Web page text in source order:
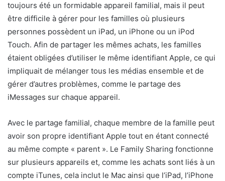
toujours été un formidable appareil familial, mais il peut
être difficile à gérer pour les familles où plusieurs
personnes possèdent un iPad, un iPhone ou un iPod
Touch. Afin de partager les mêmes achats, les familles
étaient obligées d’utiliser le même identifiant Apple, ce qui
impliquait de mélanger tous les médias ensemble et de
gérer d’autres problèmes, comme le partage des
iMessages sur chaque appareil.
Avec le partage familial, chaque membre de la famille peut
avoir son propre identifiant Apple tout en étant connecté
au même compte « parent ». Le Family Sharing fonctionne
sur plusieurs appareils et, comme les achats sont liés à un
compte iTunes, cela inclut le Mac ainsi que l’iPad, l’iPhone